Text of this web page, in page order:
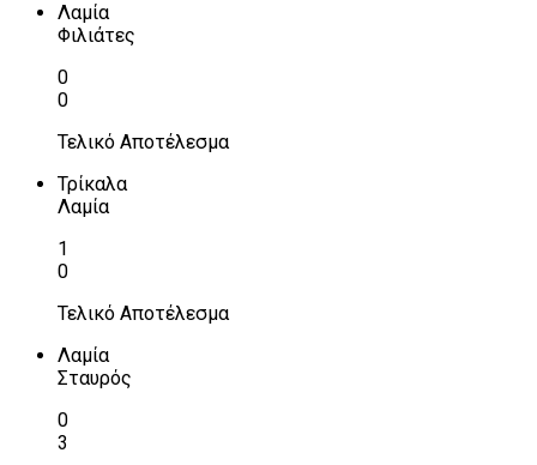
Λαμία
Φιλιάτες
0
0
Τελικό Αποτέλεσμα
Τρίκαλα
Λαμία
1
0
Τελικό Αποτέλεσμα
Λαμία
Σταυρός
0
3